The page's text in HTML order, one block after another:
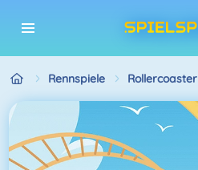
Rennspiele Rollercoaster